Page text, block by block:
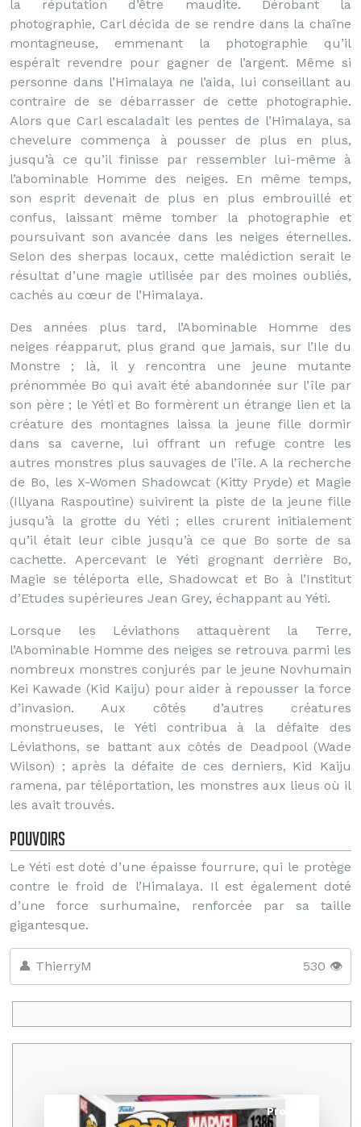
la réputation d’être maudite. Dérobant la
photographie, Carl décida de se rendre dans la chaîne
montagneuse, emmenant la photographie qu’il
espérait revendre pour gagner de l’argent. Même si
personne dans l’Himalaya ne l’aida, lui conseillant au
contraire de se débarrasser de cette photographie.
Alors que Carl escaladait les pentes de l’Himalaya, sa
chevelure commença à pousser de plus en plus,
jusqu’à ce qu’il finisse par ressembler lui-même à
l’abominable Homme des neiges. En même temps,
son esprit devenait de plus en plus embrouillé et
confus, laissant même tomber la photographie et
poursuivant son avancée dans les neiges éternelles.
Selon des sherpas locaux, cette malédiction serait le
résultat d’une magie utilisée par des moines oubliés,
cachés au cœur de l’Himalaya.
Des années plus tard, l’Abominable Homme des
neiges réapparut, plus grand que jamais, sur l’Ile du
Monstre ; là, il y rencontra une jeune mutante
prénommée Bo qui avait été abandonnée sur l’île par
son père ; le Yéti et Bo formèrent un étrange lien et la
créature des montagnes laissa la jeune fille dormir
dans sa caverne, lui offrant un refuge contre les
autres monstres plus sauvages de l’île. A la recherche
de Bo, les X-Women Shadowcat (Kitty Pryde) et Magie
(Illyana Raspoutine) suivirent la piste de la jeune fille
jusqu’à la grotte du Yéti ; elles crurent initialement
qu’il était leur cible jusqu’à ce que Bo sorte de sa
cachette. Apercevant le Yéti grognant derrière Bo,
Magie se téléporta elle, Shadowcat et Bo à l’Institut
d’Etudes supérieures Jean Grey, échappant au Yéti.
Lorsque les Léviathons attaquèrent la Terre,
l’Abominable Homme des neiges se retrouva parmi les
nombreux monstres conjurés par le jeune Novhumain
Kei Kawade (Kid Kaiju) pour aider à repousser la force
d’invasion. Aux côtés d’autres créatures
monstrueuses, le Yéti contribua à la défaite des
Léviathons, se battant aux côtés de Deadpool (Wade
Wilson) ; après la défaite de ces derniers, Kid Kaiju
ramena, par téléportation, les monstres aux lieus où il
les avait trouvés.
Pouvoirs
Le Yéti est doté d’une épaisse fourrure, qui le protège
contre le froid de l’Himalaya. Il est également doté
d’une force surhumaine, renforcée par sa taille
gigantesque.
👤 ThierryM 530 👁️
Promo